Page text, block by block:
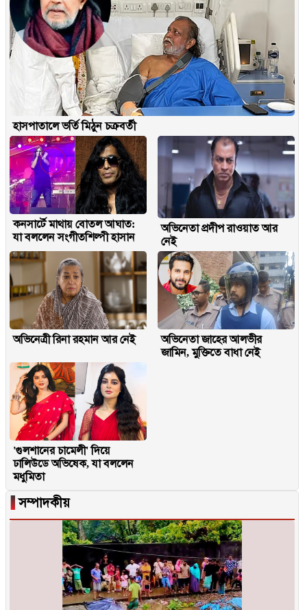
হাসপাতালে ভর্তি মিঠুন চক্রবর্তী
কনসার্টে মাথায় বোতল আঘাত:
যা বললেন সংগীতশিল্পী হাসান
অভিনেতা প্রদীপ রাওয়াত আর
নেই
অভিনেত্রী রিনা রহমান আর নেই
অভিনেতা জাহের আলভীর
জামিন, মুক্তিতে বাধা নেই
'গুলশানের চামেলী' দিয়ে
ঢালিউডে অভিষেক, যা বললেন
মধুমিতা
▐সম্পাদকীয়